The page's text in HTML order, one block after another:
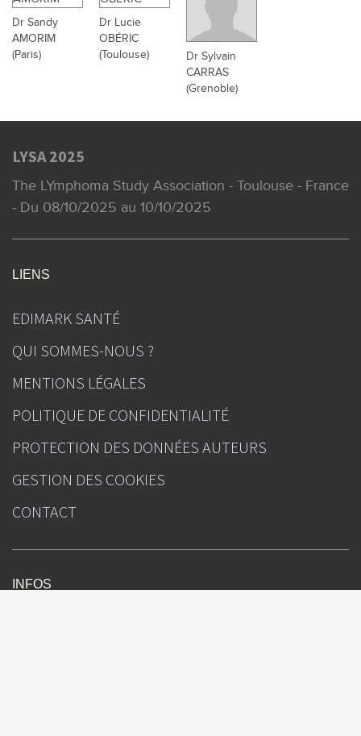
Dr Sandy
AMORIM
(Paris)
Dr Lucie
OBÉRIC
(Toulouse)
Dr Sylvain
CARRAS
(Grenoble)
LYSA 2025
The LYmphoma Study Association - Toulouse - France
- Du 08/10/2025 au 10/10/2025
INFOS
LIENS
EDIMARK SANTÉ
QUI SOMMES-NOUS ?
MENTIONS LÉGALES
POLITIQUE DE CONFIDENTIALITÉ
PROTECTION DES DONNÉES AUTEURS
GESTION DES COOKIES
CONTACT